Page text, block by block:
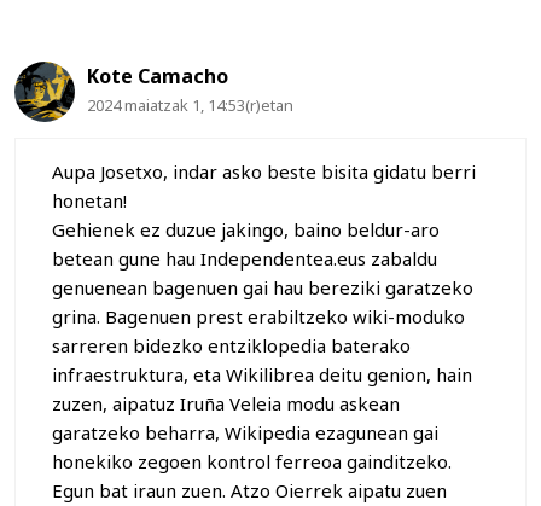
Kote Camacho
2024 maiatzak 1, 14:53(r)etan
Aupa Josetxo, indar asko beste bisita gidatu berri
honetan!
Gehienek ez duzue jakingo, baino beldur-aro
betean gune hau Independentea.eus zabaldu
genuenean bagenuen gai hau bereziki garatzeko
grina. Bagenuen prest erabiltzeko wiki-moduko
sarreren bidezko entziklopedia baterako
infraestruktura, eta Wikilibrea deitu genion, hain
zuzen, aipatuz Iruña Veleia modu askean
garatzeko beharra, Wikipedia ezagunean gai
honekiko zegoen kontrol ferreoa gainditzeko.
Egun bat iraun zuen. Atzo Oierrek aipatu zuen